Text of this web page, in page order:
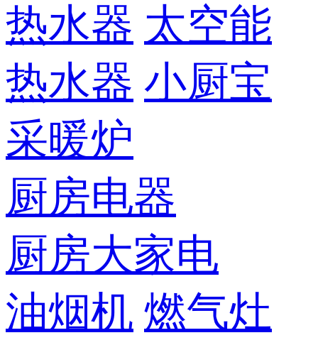
热水器 太空能
热水器 小厨宝
采暖炉
厨房电器
厨房大家电
油烟机 燃气灶